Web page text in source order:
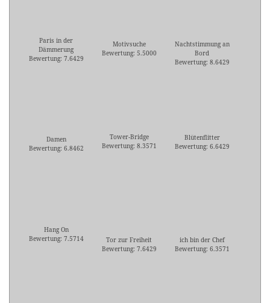
Paris in der
Dämmerung
Bewertung: 7.6429
Motivsuche
Bewertung: 5.5000
Nachtstimmung an
Bord
Bewertung: 8.6429
Damen
Bewertung: 6.8462
Tower-Bridge
Bewertung: 8.3571
Blütenflitter
Bewertung: 6.6429
Hang On
Bewertung: 7.5714
Tor zur Freiheit
Bewertung: 7.6429
ich bin der Chef
Bewertung: 6.3571